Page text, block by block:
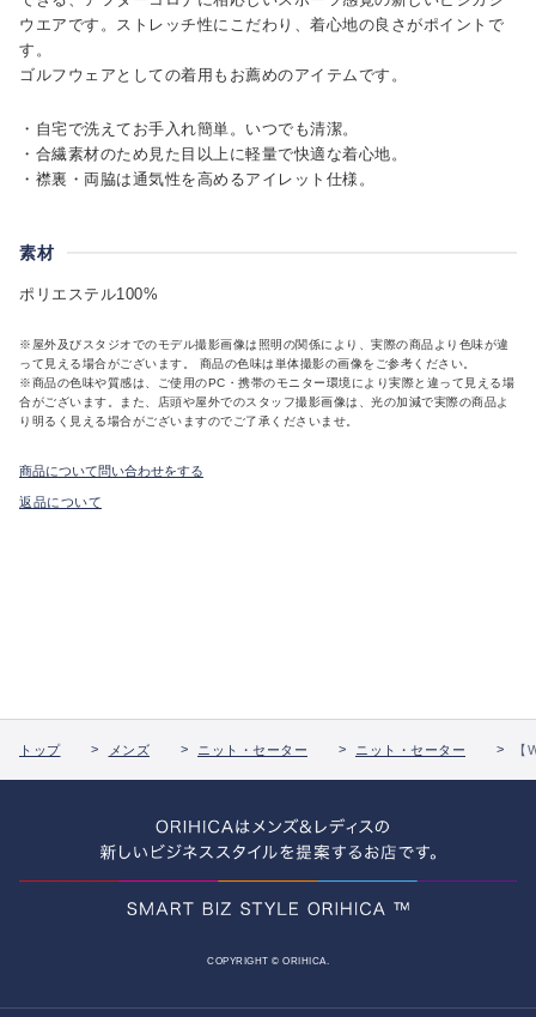
ウエアです。ストレッチ性にこだわり、着心地の良さがポイントで
す。
ゴルフウェアとしての着用もお薦めのアイテムです。
・自宅で洗えてお手入れ簡単。いつでも清潔。
・合繊素材のため見た目以上に軽量で快適な着心地。
・襟裏・両脇は通気性を高めるアイレット仕様。
素材
ポリエステル100%
※屋外及びスタジオでのモデル撮影画像は照明の関係により、実際の商品より色味が違
って見える場合がございます。 商品の色味は単体撮影の画像をご参考ください。
※商品の色味や質感は、ご使用のPC・携帯のモニター環境により実際と違って見える場
合がございます。また、店頭や屋外でのスタッフ撮影画像は、光の加減で実際の商品よ
り明るく見える場合がございますのでご了承くださいませ。
商品について問い合わせをする
返品について
トップ メンズ ニット・セーター ニット・セーター
COPYRIGHT © ORIHICA.